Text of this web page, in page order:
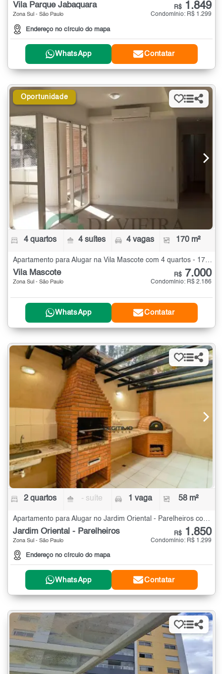
Vila Parque Jabaquara
Zona Sul - São Paulo
Endereço no círculo do mapa
R$ 1.849
Condomínio: R$ 1.299
WhatsApp Contatar
Oportunidade
4 quartos 4 suítes 4 vagas 170 m²
Vila Mascote
Zona Sul - São Paulo
R$ 7.000
Condomínio: R$ 2.186
WhatsApp Contatar
2 quartos - suíte 1 vaga 58 m²
Apartamento para Alugar no Jardim Oriental - Parelheiros com 2 quartos - 58 m²
Jardim Oriental - Parelheiros
Zona Sul - São Paulo
Endereço no círculo do mapa
R$ 1.850
Condomínio: R$ 1.299
WhatsApp Contatar